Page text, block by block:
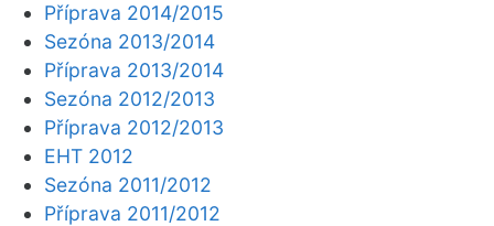
Příprava 2014/2015
Sezóna 2013/2014
Příprava 2013/2014
Sezóna 2012/2013
Příprava 2012/2013
EHT 2012
Sezóna 2011/2012
Příprava 2011/2012